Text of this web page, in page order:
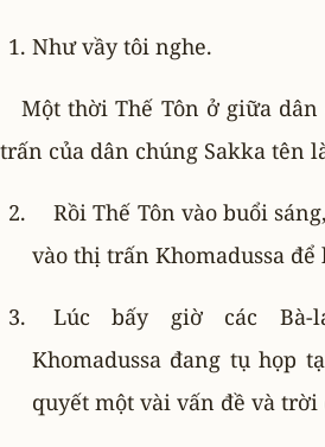
Như vầy tôi nghe.
Một thời Thế Tôn ở giữa
trấn của dân chúng Sakka tên
Rồi Thế Tôn vào buổi
vào thị trấn Khomadussa để
Lúc bấy giờ các Bà-
Khomadussa đang tụ họp
quyết một vài vấn đề và